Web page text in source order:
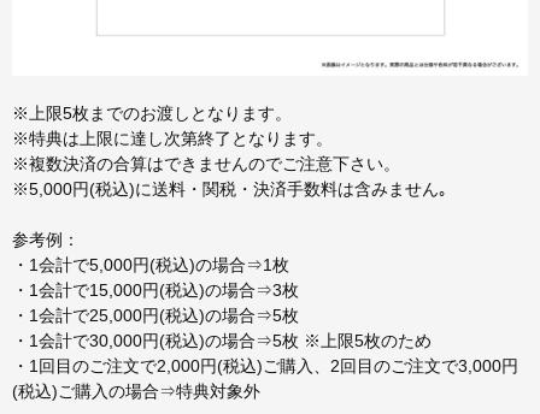
※上限5枚までのお渡しとなります。
※特典は上限に達し次第終了となります。
※複数決済の合算はできませんのでご注意下さい。
※5,000円(税込)に送料・関税・決済手数料は含みません｡
参考例：
・1会計で5,000円(税込)の場合⇒1枚
・1会計で15,000円(税込)の場合⇒3枚
・1会計で25,000円(税込)の場合⇒5枚
・1会計で30,000円(税込)の場合⇒5枚 ※上限5枚のため
・1回目のご注文で2,000円(税込)ご購入、2回目のご注文で3,000円
(税込)ご購入の場合⇒特典対象外